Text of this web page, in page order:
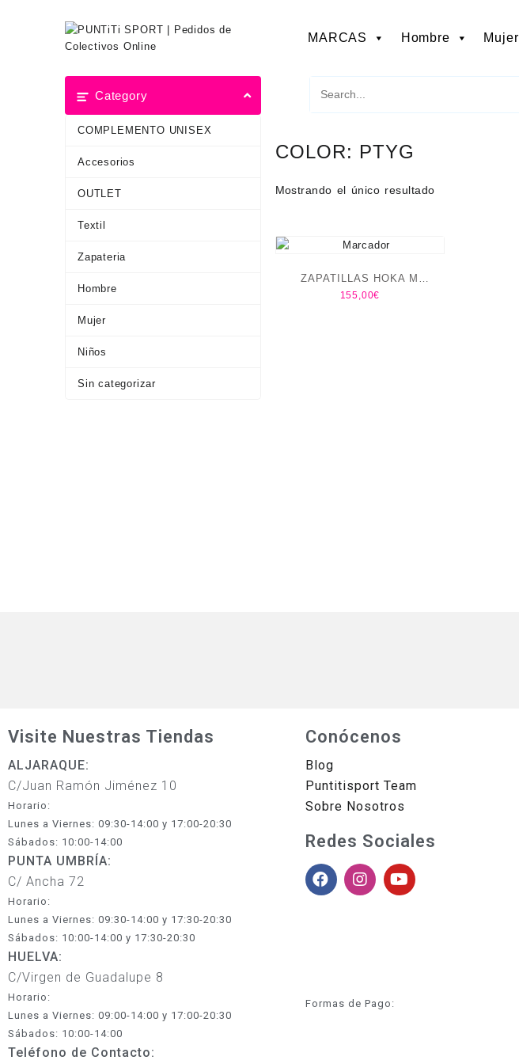
MARCAS Hombre Mujer
Category
COMPLEMENTO UNISEX
Accesorios
OUTLET
Textil
Zapateria
Hombre
Mujer
Niños
Sin categorizar
COLOR: PTYG
Mostrando el único resultado
ZAPATILLAS HOKA M
CLIFTON 10
155,00€
Visite Nuestras Tiendas
ALJARAQUE:
C/Juan Ramón Jiménez 10
Horario:
Lunes a Viernes: 09:30-14:00 y 17:00-20:30
Sábados: 10:00-14:00
PUNTA UMBRÍA:
C/ Ancha 72
Horario:
Lunes a Viernes: 09:30-14:00 y 17:30-20:30
Sábados: 10:00-14:00 y 17:30-20:30
HUELVA:
C/Virgen de Guadalupe 8
Horario:
Lunes a Viernes: 09:00-14:00 y 17:00-20:30
Sábados: 10:00-14:00
Teléfono de Contacto:
Conócenos
Blog
Puntitisport Team
Sobre Nosotros
Redes Sociales
Formas de Pago: